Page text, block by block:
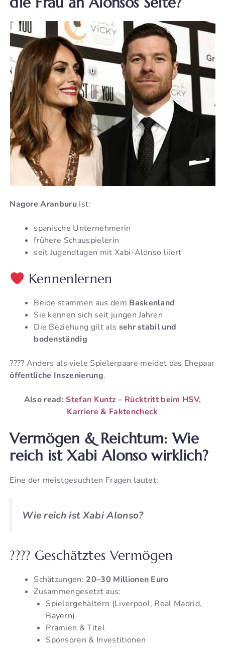
Nagore Aranburu ist:
spanische Unternehmerin
frühere Schauspielerin
seit Jugendtagen mit Xabi-Alonso liiert
Kennenlernen
Beide stammen aus dem Baskenland
Sie kennen sich seit jungen Jahren
Die Beziehung gilt als sehr stabil und
bodenständig
???? Anders als viele Spielerpaare meidet das Ehepaar
öffentliche Inszenierung.
Also read:Stefan Kuntz – Rücktritt beim HSV,
Karriere & Faktencheck
Vermögen & Reichtum: Wie
reich ist Xabi Alonso wirklich?
Eine der meistgesuchten Fragen lautet:
Wie reich ist Xabi Alonso?
???? Geschätztes Vermögen
Schätzungen: 20–30 Millionen Euro
Zusammengesetzt aus:
Spielergehältern (Liverpool, Real Madrid,
Bayern)
Prämien & Titel
Sponsoren & Investitionen